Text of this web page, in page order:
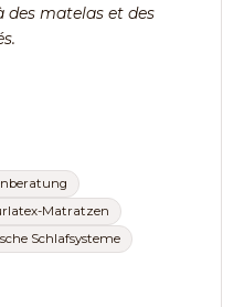
des matelas et des
Matratzen
Schlafsysteme